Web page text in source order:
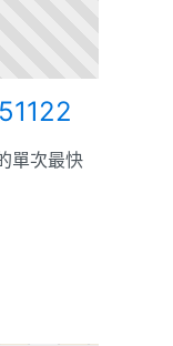
單次最快